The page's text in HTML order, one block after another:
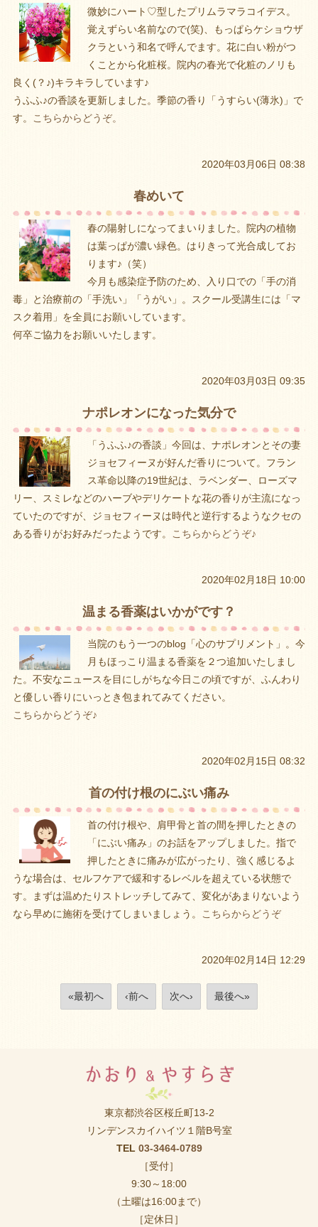
微妙にハート♡型したプリムラマラコイデス。
覚えずらい名前なので(笑)、もっぱらケショウザ
クラという和名で呼んでます。花に白い粉がつ
くことから化粧桜。院内の春光で化粧のノリも
良く(？♪)キラキラしています♪
うふふ♪の香談を更新しました。季節の香り「うすらい(薄氷)」で
す。
こちらからどうぞ。
2020年03月06日 08:38
春めいて
春の陽射しになってまいりました。院内の植物
は葉っぱが濃い緑色。はりきって光合成してお
ります♪（笑）
今月も感染症予防のため、入り口での「手の消
毒」と治療前の「手洗い」「うがい」。スクール受講生には「マ
スク着用」を全員にお願いしています。
何卒ご協力をお願いいたします。
2020年03月03日 09:35
ナポレオンになった気分で
「うふふ♪の香談」今回は、ナポレオンとその妻
ジョセフィーヌが好んだ香りについて。フラン
ス革命以降の19世紀は、ラベンダー、ローズマ
リー、スミレなどのハーブやデリケートな花の香りが主流になっ
ていたのですが、ジョセフィーヌは時代と逆行するようなクセの
ある香りがお好みだったようです。
こちらからどうぞ♪
2020年02月18日 10:00
温まる香薬はいかがです？
当院のもう一つのblog「心のサプリメント」。今
月もほっこり温まる香薬を２つ追加いたしまし
た。不安なニュースを目にしがちな今日この頃ですが、ふんわり
と優しい香りにいっとき包まれてみてください。
こちらからどうぞ♪
2020年02月15日 08:32
首の付け根のにぶい痛み
首の付け根や、肩甲骨と首の間を押したときの
「にぶい痛み」のお話をアップしました。指で
押したときに痛みが広がったり、強く感じるよ
うな場合は、セルフケアで緩和するレベルを超えている状態で
す。まずは温めたりストレッチしてみて、変化があまりないよう
なら早めに施術を受けてしまいましょう。
こちらからどうぞ
2020年02月14日 12:29
«最初へ ‹前へ 次へ› 最後へ»
東京都渋谷区桜丘町13-2
リンデンスカイハイツ１階B号室
TEL 03-3464-0789
［受付］
9:30～18:00
（土曜は16:00まで）
［定休日］